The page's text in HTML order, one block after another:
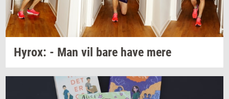
Hyrox: - Man vil bare have mere